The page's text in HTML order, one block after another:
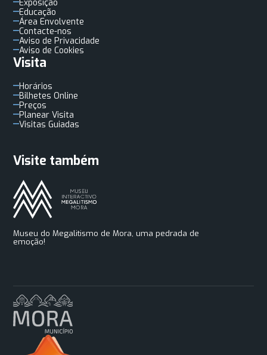
Exposição
Educação
Área Envolvente
Contacte-nos
Aviso de Privacidade
Aviso de Cookies
Visita
Horários
Bilhetes Online
Preços
Planear Visita
Visitas Guiadas
Visite também
Museu do Megalitismo de Mora, uma pedrada de
emoção!